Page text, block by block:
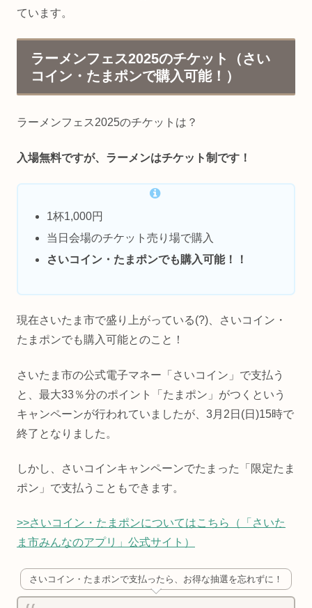
ています。
ラーメンフェス2025のチケット（さい
コイン・たまポンで購入可能！）
ラーメンフェス2025のチケットは？
入場無料ですが、ラーメンはチケット制です！
1杯1,000円
当日会場のチケット売り場で購入
さいコイン・たまポンでも購入可能！！
現在さいたま市で盛り上がっている(?)、さいコイン・
たまポンでも購入可能とのこと！
さいたま市の公式電子マネー「さいコイン」で支払う
と、最大33％分のポイント「たまポン」がつくという
キャンペーンが行われていましたが、3月2日(日)15時で
終了となりました。
しかし、さいコインキャンペーンでたまった「限定たま
ポン」で支払うこともできます。
>>さいコイン・たまポンについてはこちら（「さいた
ま市みんなのアプリ」公式サイト）
さいコイン・たまポンで支払ったら、お得な抽選を忘れずに！